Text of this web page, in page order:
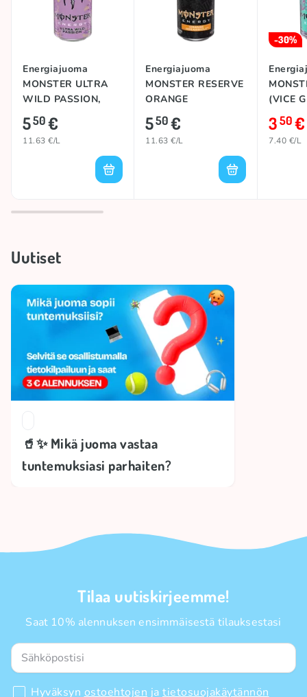
Energiajuoma
MONSTER ULTRA
WILD PASSION,
473ml
550€
11.63 €/L
Energiajuoma
MONSTER RESERVE
ORANGE
DREAMSICLE, 473ml
550€
11.63 €/L
-30%
(VICE
473ml
350€
7.40 €/L
Uutiset
🥤✨ Mikä juoma vastaa
tuntemuksiasi parhaiten?
Tilaa uutiskirjeemme!
Saat 10% alennuksen ensimmäisestä tilauksestasi
Hyväksyn ostoehtojen ja tietosuojakäytännön